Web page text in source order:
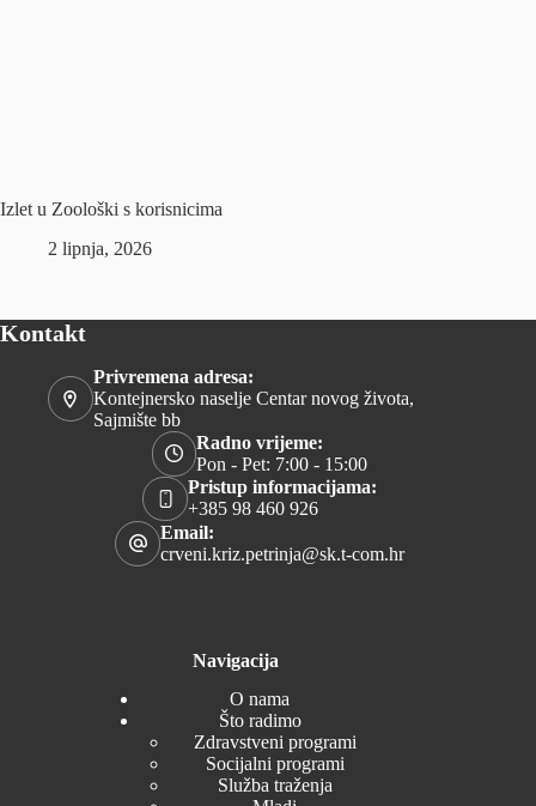
Izlet u Zoološki s korisnicima
2 lipnja, 2026
Kontakt
Privremena adresa:
Kontejnersko naselje Centar novog života,
Sajmište bb
Radno vrijeme:
Pon - Pet: 7:00 - 15:00
Pristup informacijama:
+385 98 460 926
Email:
crveni.kriz.petrinja@sk.t-com.hr
Navigacija
O nama
Što radimo
Zdravstveni programi
Socijalni programi
Služba traženja